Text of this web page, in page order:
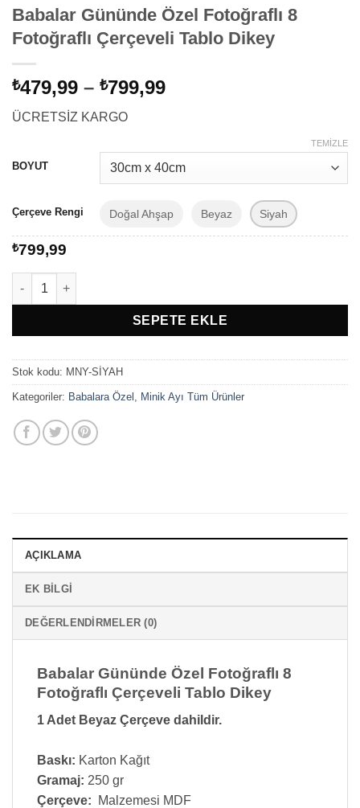
Babalar Gününde Özel Fotoğraflı 8
Fotoğraflı Çerçeveli Tablo Dikey
₺479,99 – ₺799,99Fiyat
₺799,99
ÜCRETSİZ KARGO
BOYUT
Çerçeve Rengi Doğal Ahşap Beyaz Siyah
TEMIZLE
₺799,99
Babalar Gününde Özel Fotoğraflı 8 Fotoğraflı Çerçeveli Tablo
SEPETE EKLE
Stok kodu: MNY-SİYAH
Kategoriler: Babalara Özel Minik Ayı Tüm Ürünler
AÇIKLAMA
EK BILGI
DEĞERLENDIRMELER (0)
Babalar Gününde Özel Fotoğraflı 8
Fotoğraflı Çerçeveli Tablo Dikey
1 Adet Beyaz Çerçeve dahildir.
Baskı: Karton Kağıt
Gramaj: 250 gr
Çerçeve: Malzemesi MDF